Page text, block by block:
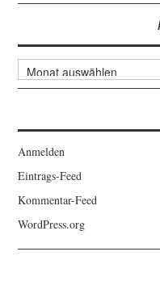
Archiv
Anmelden
Eintrags-Feed
Kommentar-Feed
WordPress.org